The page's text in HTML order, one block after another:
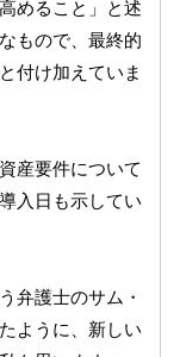
めること」と述
もので、最終的
付け加えていま
産要件について
入日も示してい
弁護士のサム・
ように、新しい